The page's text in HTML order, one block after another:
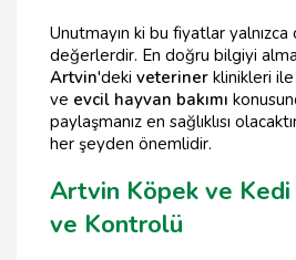
Unutmayın ki bu fiyatlar
değerlerdir. En doğru bilgiyi
Artvin'deki veteriner klinikleri
ve evcil hayvan bakımı
paylaşmanız en sağlıklısı
her şeyden önemlidir.
Artvin Köpek ve Kedi
ve Kontrolü